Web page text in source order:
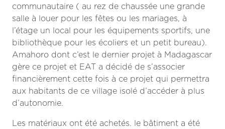
communautaire ( au rez de chaussée une grande
salle à louer pour les fêtes ou les mariages, à
l’étage un local pour les équipements sportifs, une
bibliothèque pour les écoliers et un petit bureau).
Amahoro dont c’est le dernier projet à Madagascar
gère ce projet et EAT a décidé de s’associer
financièrement cette fois à ce projet qui permettra
aux habitants de ce village isolé d’accéder à plus
d’autonomie.
Les matériaux ont été achetés. le bâtiment a été